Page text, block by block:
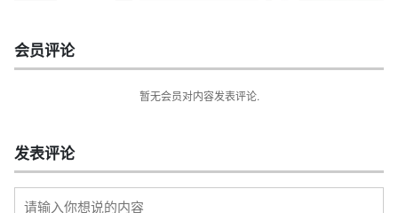
会员评论
暂无会员对内容发表评论.
发表评论